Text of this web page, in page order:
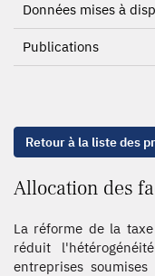
Données mises à
Publications
Retour à la liste des
Allocation des
La réforme de la
réduit
entreprises